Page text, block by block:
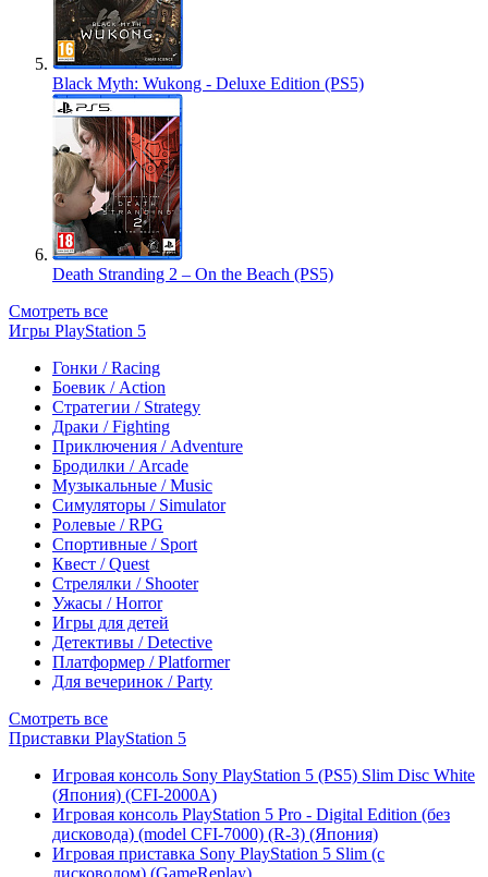
Black Myth: Wukong - Deluxe Edition (PS5)
Death Stranding 2 – On the Beach (PS5)
Смотреть все
Игры PlayStation 5
Гонки / Racing
Боевик / Action
Стратегии / Strategy
Драки / Fighting
Приключения / Adventure
Бродилки / Arcade
Музыкальные / Music
Симуляторы / Simulator
Ролевые / RPG
Спортивные / Sport
Квест / Quest
Стрелялки / Shooter
Ужасы / Horror
Игры для детей
Детективы / Detective
Платформер / Platformer
Для вечеринок / Party
Смотреть все
Приставки PlayStation 5
Игровая консоль Sony PlayStation 5 (PS5) Slim Disc White
(Япония) (CFI-2000A)
Игровая консоль PlayStation 5 Pro - Digital Edition (без
дисковода) (model CFI-7000) (R-3) (Япония)
Игровая приставка Sony PlayStation 5 Slim (с
дисководом) (GameReplay)